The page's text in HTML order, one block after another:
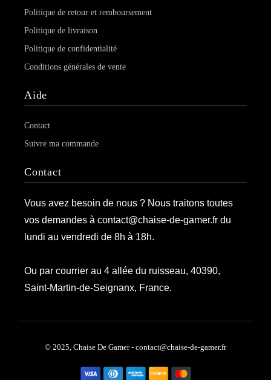
Politique de retour et remboursement
Politique de livraison
Politique de confidentialité
Conditions générales de vente
Aide
Contact
Suivre ma commande
Contact
Vous avez besoin de nous ? Nous traitons toutes
vos demandes à contact@chaise-de-gamer.fr du
lundi au vendredi de 8h à 18h.
Ou par courrier au 4 allée du ruisseau, 40390,
Saint-Martin-de-Seignanx, France.
© 2025, Chaise De Gamer - contact@chaise-de-gamer.fr